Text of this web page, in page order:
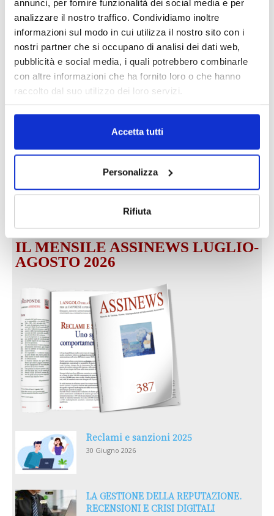
annunci, per fornire funzionalità dei social media e per
analizzare il nostro traffico. Condividiamo inoltre
informazioni sul modo in cui utilizza il nostro sito con i
nostri partner che si occupano di analisi dei dati web,
pubblicità e social media, i quali potrebbero combinarle
con altre informazioni che ha fornito loro o che hanno
raccolto dal suo utilizzo dei loro servizi.
Accetta tutti
Personalizza
Rifiuta
intermediari partner 2026
1 Luglio 2026
MAGNIFICA HUMANITAS (l’impatto
1 Luglio 2026
IL MENSILE ASSINEWS LUGLIO-
AGOSTO 2026
Reclami e sanzioni 2025
30 Giugno 2026
LA GESTIONE DELLA REPUTAZIONE.
RECENSIONI E CRISI DIGITALI